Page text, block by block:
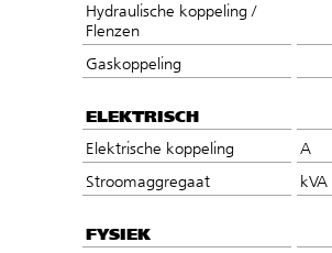
Hydraulische koppeling /
Flenzen
Gaskoppeling
ELEKTRISCH
Elektrische koppeling A
Stroomaggregaat
kVA
FYSIEK